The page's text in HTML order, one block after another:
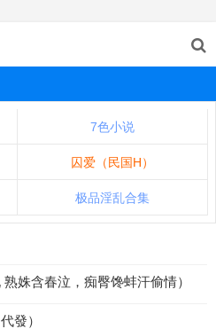
7色小说
囚爱（民国H）
极品淫乱合集
姝含春泣，痴臀馋蚌汗偷情）
發）